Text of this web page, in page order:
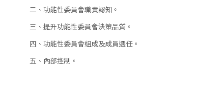
二、功能性委員會職責認知。
三、提升功能性委員會決策品質。
四、功能性委員會組成及成員選任。
五、內部控制。